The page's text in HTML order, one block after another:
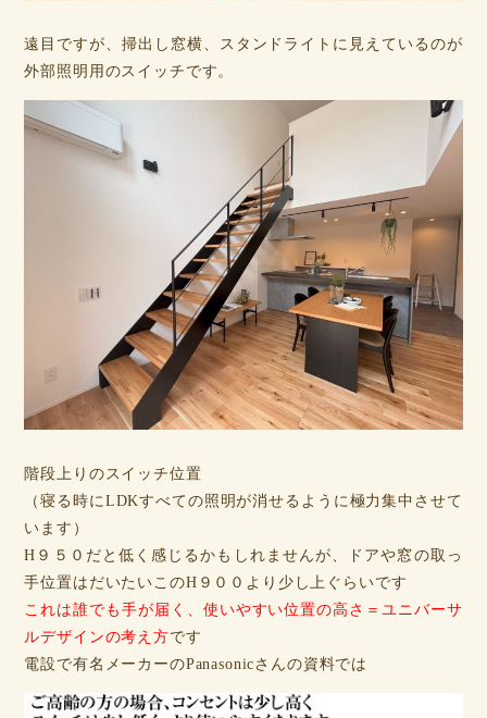
遠目ですが、掃出し窓横、スタンドライトに見えているのが
外部照明用のスイッチです。
階段上りのスイッチ位置
（寝る時にLDKすべての照明が消せるように極力集中させて
います）
H９５０だと低く感じるかもしれませんが、ドアや窓の取っ
手位置はだいたいこのH９００より少し上ぐらいです
これは誰でも手が届く、使いやすい位置の高さ＝ユニバーサ
ルデザインの考え方です
電設で有名メーカーのPanasonicさんの資料では